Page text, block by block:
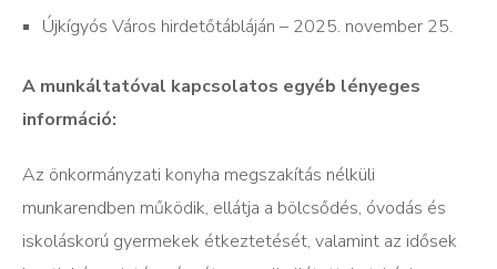
Újkígyós Város hirdetőtábláján – 2025. november 25.
A munkáltatóval kapcsolatos egyéb lényeges
információ:
Az önkormányzati konyha megszakítás nélküli
munkarendben működik, ellátja a bölcsődés, óvodás és
iskoláskorú gyermekek étkeztetését, valamint az idősek